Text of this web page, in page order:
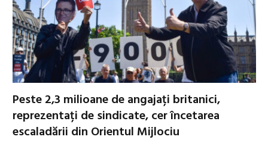
Peste 2,3 milioane de angajați britanici,
reprezentați de sindicate, cer încetarea
escaladării din Orientul Mijlociu